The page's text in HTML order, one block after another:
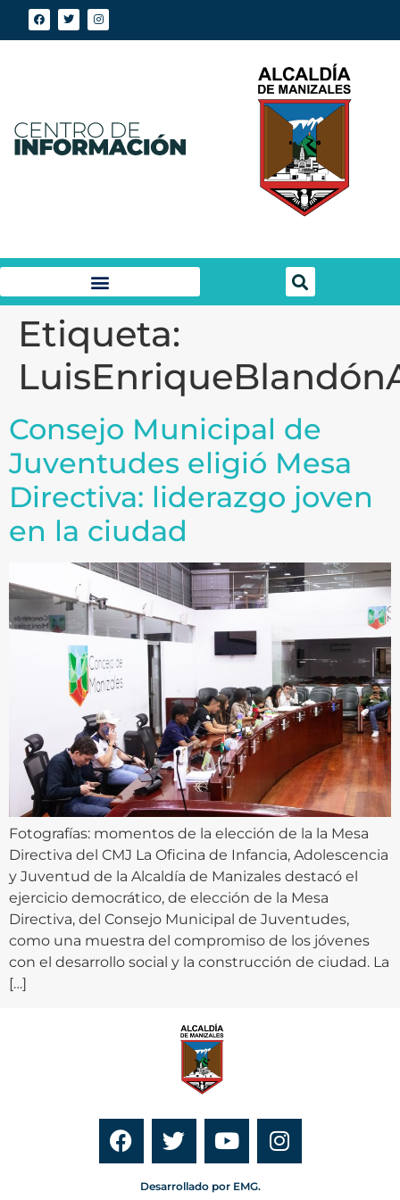
Etiqueta:
Consejo Municipal de
Juventudes eligió Mesa
Directiva: liderazgo joven
en la ciudad
Fotografías: momentos de la elección de la la Mesa
Directiva del CMJ La Oficina de Infancia, Adolescencia
y Juventud de la Alcaldía de Manizales destacó el
ejercicio democrático, de elección de la Mesa
Directiva, del Consejo Municipal de Juventudes,
como una muestra del compromiso de los jóvenes
con el desarrollo social y la construcción de ciudad. La
[…]
Desarrollado por EMG.